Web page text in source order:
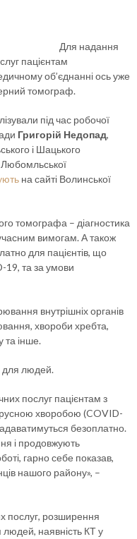
Для надання
пацієнтам
об’єднанні ось уже
томограф.
під час робочої
Григорій Недопад,
і Шацького
Любомльської
на сайті Волинської
томографа – діагностика
вимогам. А також
для пацієнтів, що
19, та за умови
внутрішніх органів
хвороби хребта,
та інше.
для людей.
послуг пацієнтам з
хворобою (COVID-
безоплатно.
і продовжують
гарно себе показав,
нашого району», –
послуг, розширення
людей, наявність КТ у